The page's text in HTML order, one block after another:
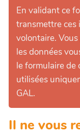
En validant ce
transmettre ces
volontaire.
les données
le formulaire de
utilisées
GAL.
Il ne vous